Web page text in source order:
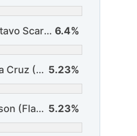
Gustavo Scarpa (Atlético-MG) 6.4%
De la Cruz (Flamengo) 5.23%
Gerson (Flamengo) 5.23%